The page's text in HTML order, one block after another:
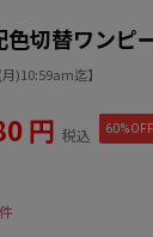
切替ワンピ
月)10:59am迄】
円 税込 60%OFF